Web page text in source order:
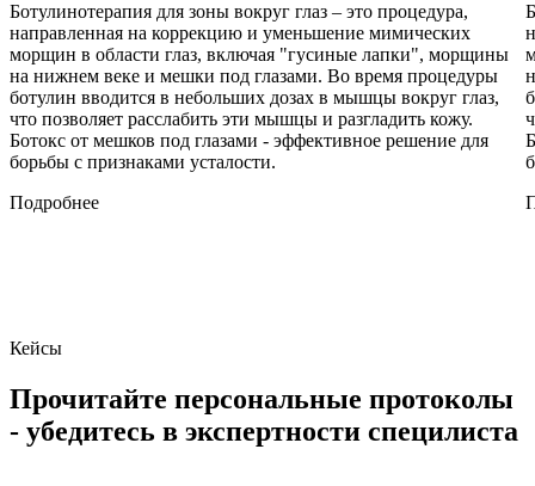
Ботулинотерапия для зоны вокруг глаз – это процедура,
направленная на коррекцию и уменьшение мимических
морщин в области глаз, включая "гусиные лапки", морщины
на нижнем веке и мешки под глазами. Во время процедуры
ботулин вводится в небольших дозах в мышцы вокруг глаз,
что позволяет расслабить эти мышцы и разгладить кожу.
Ботокс от мешков под глазами - эффективное решение для
борьбы с признаками усталости.
Подробнее
Кейсы
Прочитайте персональные протоколы
- убедитесь в экспертности специлиста